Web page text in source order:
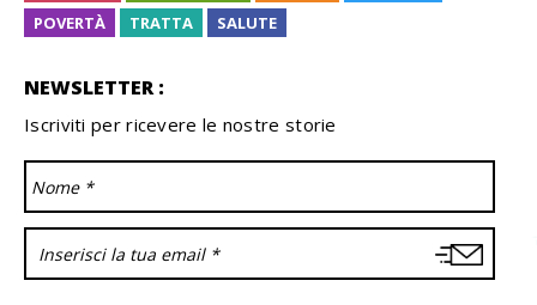
POVERTÀ
TRATTA SALUTE
NEWSLETTER :
Iscriviti per ricevere le nostre storie